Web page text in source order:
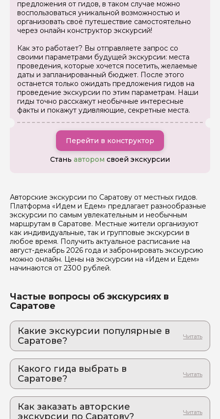
предложения от гидов, в таком случае можно
воспользоваться уникальной возможностью и
организовать своё путешествие самостоятельно
через онлайн конструктор экскурсий!
Как это работает? Вы отправляете запрос со
своими параметрами будущей экскурсии: места
проведения, которые хочется посетить, желаемые
даты и запланированный бюджет. После этого
останется только ожидать предложения гидов на
проведение экскурсии по этим параметрам. Наши
гиды точно расскажут необычные интересные
факты и покажут удивляющие, секретные места.
Перейти в конструктор
Стань автором своей экскурсии
Авторские экскурсии по Саратову от местных гидов.
Платформа «Идем и Едем» предлагает разнообразные
экскурсии по самым увлекательным и необычным
маршрутам в Саратове. Местные жители организуют
как индивидуальные, так и групповые экскурсии в
любое время. Получить актуальное расписание на
август-декабрь 2026 года и забронировать экскурсию
можно онлайн. Цены на экскурсии на «Идем и Едем»
начинаются от 2300 рублей.
Частые вопросы об экскурсиях в
Саратове
Какие экскурсии популярные в
Саратове?
Неправильных скульптур Юрия Карамзина
с дегустацией сыров!
Познавательное и вкусное путешествие, которое
не оставит никого равнодушным!
2. Рыбалка с гидом в окрестностях Саратова:
Волга покажет характер — а вы покажете
Какого гида выбрать в
Саратове?
2. Максим.К 809
Как заказать авторские
экскурсии по Саратову?
Ваша электронная почта
Ваш номер телефона
Вопросы и комментарии
Если у вас есть интересующие вопросы, можете их
задать
Отправить